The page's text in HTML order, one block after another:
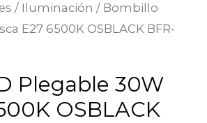
/ Iluminación / Bombillo
E27 6500K OSBLACK BFR-
Plegable 30W
OSBLACK